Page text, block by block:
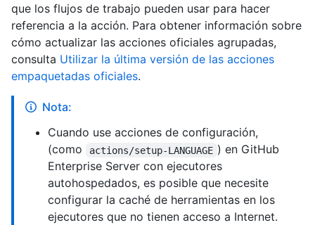
que los flujos de trabajo pueden usar para hacer
referencia a la acción. Para obtener información sobre
cómo actualizar las acciones oficiales agrupadas,
consulta Utilizar la última versión de las acciones
empaquetadas oficiales.
Nota:
Cuando use acciones de configuración,
(como
actions/setup-LANGUAGE ) en GitHub
Enterprise Server con ejecutores
autohospedados, es posible que necesite
configurar la caché de herramientas en los
ejecutores que no tienen acceso a Internet.